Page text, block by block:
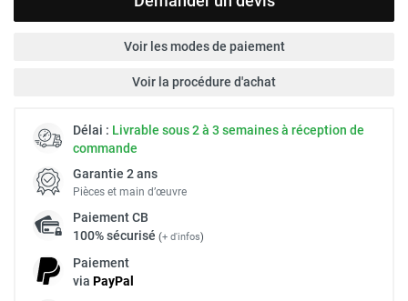
Voir les modes de paiement
Voir la procédure d'achat
Délai : Livrable sous 2 à 3 semaines à réception de
commande
Garantie 2 ans
Pièces et main d’œuvre
PaiementCB
100% sécurisé (+ d'infos)
Paiement
via PayPal